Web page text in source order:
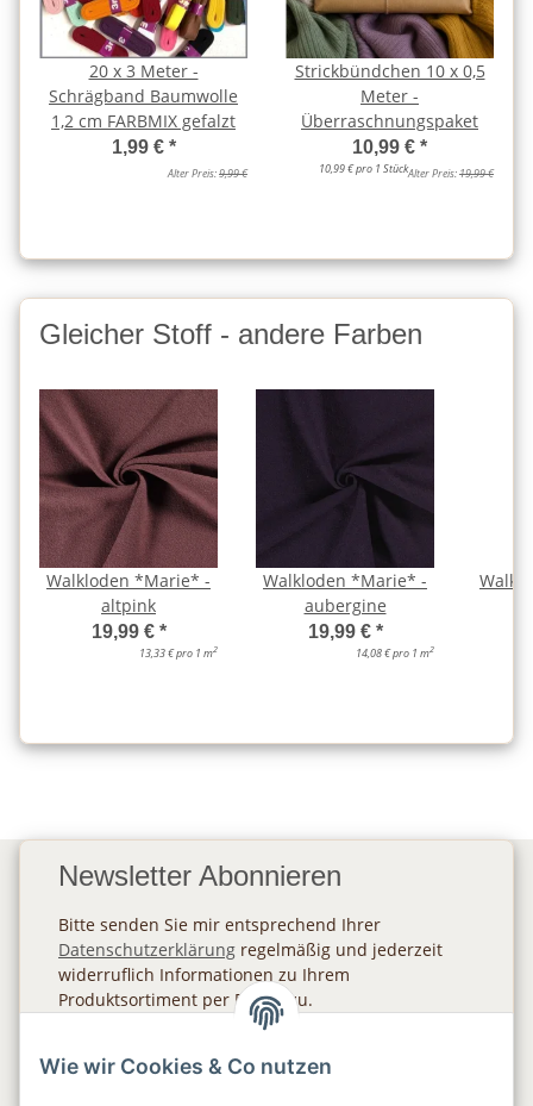
20 x 3 Meter -
Schrägband Baumwolle
1,2 cm FARBMIX gefalzt
1,99 € *
Alter Preis:9,99 €
Strickbündchen 10 x 0,5
Meter -
Überraschnungspaket
10,99 € *
10,99 € pro 1 StückAlter Preis:19,99 €
Gleicher Stoff - andere Farben
Walkloden *Marie* -
altpink
19,99 € *
13,33 € pro 1 m2
Walkloden *Marie* -
aubergine
19,99 € *
14,08 € pro 1 m2
Newsletter Abonnieren
Bitte senden Sie mir entsprechend Ihrer
Datenschutzerklärung regelmäßig und jederzeit
widerruflich Informationen zu Ihrem
Produktsortiment per E-Mail zu.
Wie wir Cookies & Co nutzen